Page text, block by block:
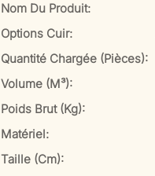
Nom Du Produit:
Options Cuir:
Quantité Chargée (pièces):
Volume (m³):
Poids Brut (kg):
Matériel:
Taille (cm):